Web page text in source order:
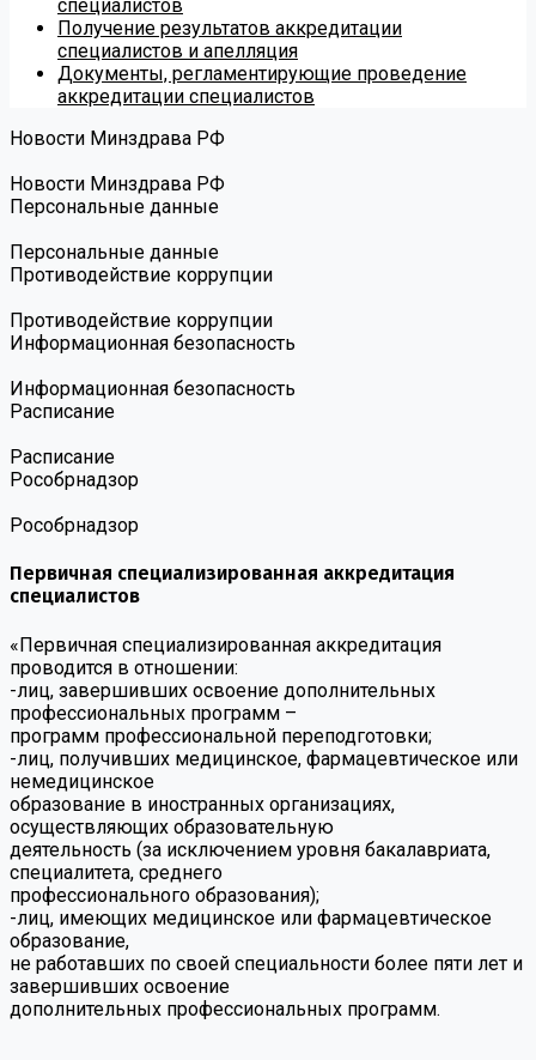
специалистов
Получение результатов аккредитации
специалистов и апелляция
Документы, регламентирующие проведение
аккредитации специалистов
Новости Минздрава РФ
Новости Минздрава РФ
Персональные данные
Персональные данные
Противодействие коррупции
Противодействие коррупции
Информационная безопасность
Информационная безопасность
Расписание
Расписание
Роcобрнадзор
Роcобрнадзор
Первичная специализированная аккредитация
специалистов
«Первичная специализированная аккредитация
проводится в отношении:
-лиц, завершивших освоение дополнительных
профессиональных программ –
программ профессиональной переподготовки;
-лиц, получивших медицинское, фармацевтическое или
немедицинское
образование в иностранных организациях,
осуществляющих образовательную
деятельность (за исключением уровня бакалавриата,
специалитета, среднего
профессионального образования);
-лиц, имеющих медицинское или фармацевтическое
образование,
не работавших по своей специальности более пяти лет и
завершивших освоение
дополнительных профессиональных программ.